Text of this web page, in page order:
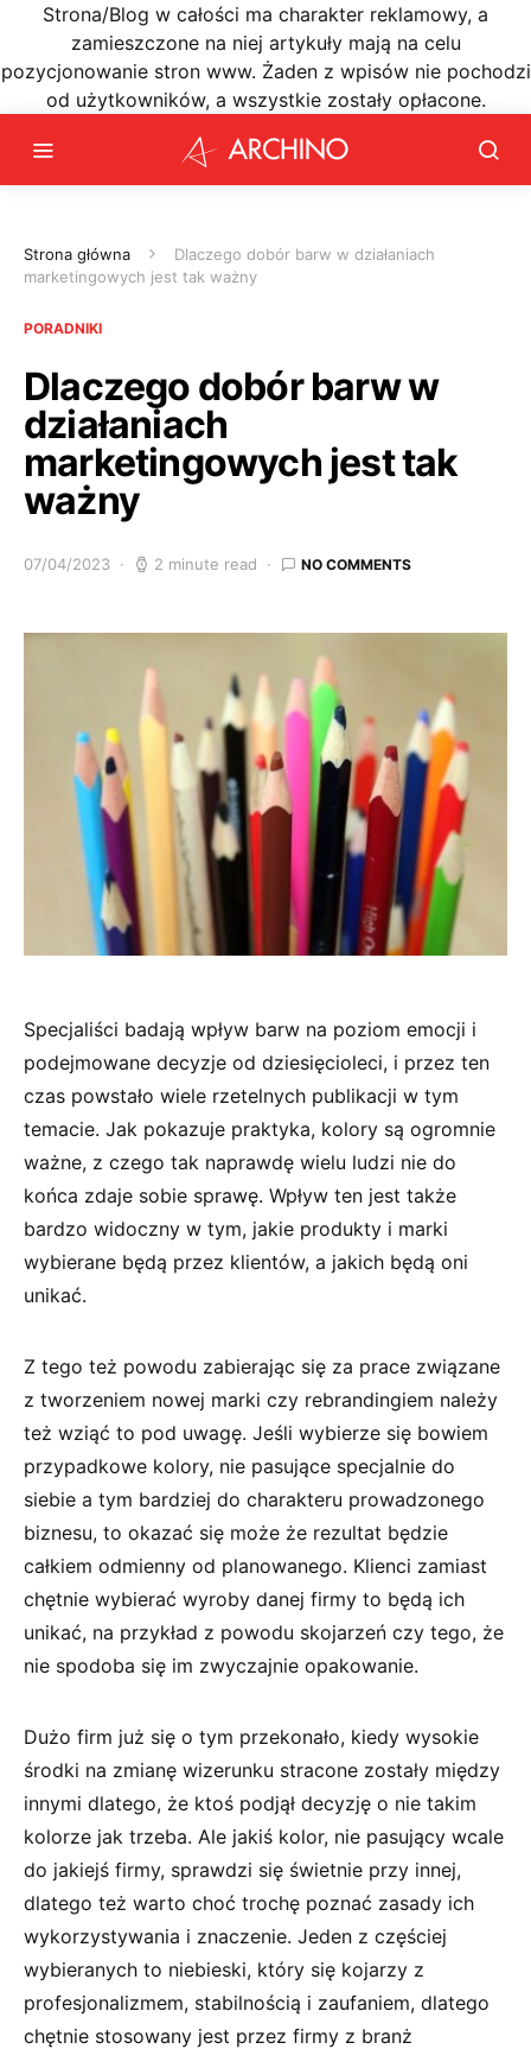
Strona/Blog w całości ma charakter reklamowy, a
zamieszczone na niej artykuły mają na celu
pozycjonowanie stron www. Żaden z wpisów nie pochodzi
od użytkowników, a wszystkie zostały opłacone.
Strona główna
Dlaczego dobór barw w działaniach
marketingowych jest tak ważny
PORADNIKI
Dlaczego dobór barw w
działaniach
marketingowych jest tak
ważny
07/04/2023 2 minute read NO COMMENTS
Specjaliści badają wpływ barw na poziom emocji i
podejmowane decyzje od dziesięcioleci, i przez ten
czas powstało wiele rzetelnych publikacji w tym
temacie. Jak pokazuje praktyka, kolory są ogromnie
ważne, z czego tak naprawdę wielu ludzi nie do
końca zdaje sobie sprawę. Wpływ ten jest także
bardzo widoczny w tym, jakie produkty i marki
wybierane będą przez klientów, a jakich będą oni
unikać.
Z tego też powodu zabierając się za prace związane
z tworzeniem nowej marki czy rebrandingiem należy
też wziąć to pod uwagę. Jeśli wybierze się bowiem
przypadkowe kolory, nie pasujące specjalnie do
siebie a tym bardziej do charakteru prowadzonego
biznesu, to okazać się może że rezultat będzie
całkiem odmienny od planowanego. Klienci zamiast
chętnie wybierać wyroby danej firmy to będą ich
unikać, na przykład z powodu skojarzeń czy tego, że
nie spodoba się im zwyczajnie opakowanie.
Dużo firm już się o tym przekonało, kiedy wysokie
środki na zmianę wizerunku stracone zostały między
innymi dlatego, że ktoś podjął decyzję o nie takim
kolorze jak trzeba. Ale jakiś kolor, nie pasujący wcale
do jakiejś firmy, sprawdzi się świetnie przy innej,
dlatego też warto choć trochę poznać zasady ich
wykorzystywania i znaczenie. Jeden z częściej
wybieranych to niebieski, który się kojarzy z
profesjonalizmem, stabilnością i zaufaniem, dlatego
chętnie stosowany jest przez firmy z branż